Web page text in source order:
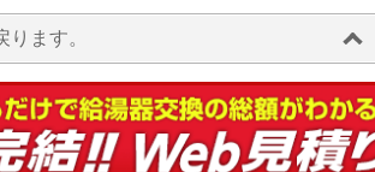
ます。